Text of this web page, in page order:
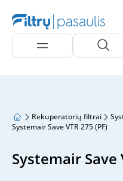
Rekuperatorių filtrai
Systemair Save VTR 275 (PF)
Systemair Save